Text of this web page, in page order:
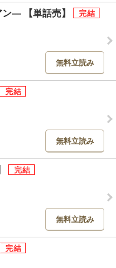
― 【単話売】
無料立読み
無料立読み
無料立読み